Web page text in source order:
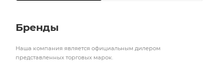
Бренды
Наша компания является официальным дилером
представленных торговых марок.